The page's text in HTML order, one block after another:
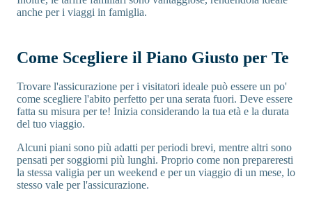
anche per i viaggi in famiglia.
Come Scegliere il Piano Giusto per Te
Trovare l'assicurazione per i visitatori ideale può essere un po'
come scegliere l'abito perfetto per una serata fuori. Deve essere
fatta su misura per te! Inizia considerando la tua età e la durata
del tuo viaggio.
Alcuni piani sono più adatti per periodi brevi, mentre altri sono
pensati per soggiorni più lunghi. Proprio come non prepareresti
la stessa valigia per un weekend e per un viaggio di un mese, lo
stesso vale per l'assicurazione.